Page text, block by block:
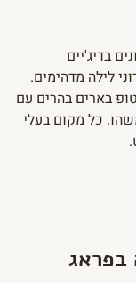
בדיג'יים
לילה מדהימים.
בארים בהרים עם
כל מקום בעלי
בפראג